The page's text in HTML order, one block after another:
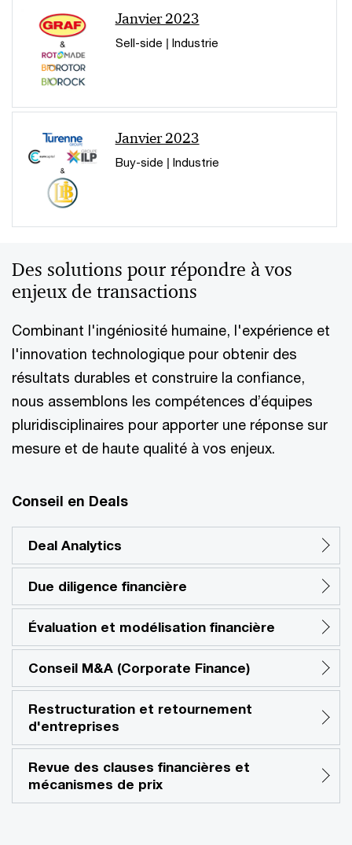
Janvier 2023
Sell-side | Industrie
Janvier 2023
Buy-side | Industrie
Des solutions pour répondre à vos
enjeux de transactions
Combinant l'ingéniosité humaine, l'expérience et
l'innovation technologique pour obtenir des
résultats durables et construire la confiance,
nous assemblons les compétences d’équipes
pluridisciplinaires pour apporter une réponse sur
mesure et de haute qualité à vos enjeux.
Conseil en Deals
Deal Analytics
Due diligence financière
Évaluation et modélisation financière
Conseil M&A (Corporate Finance)
Restructuration et retournement
d'entreprises
Revue des clauses financières et
mécanismes de prix